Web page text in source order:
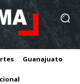
Guanajuato